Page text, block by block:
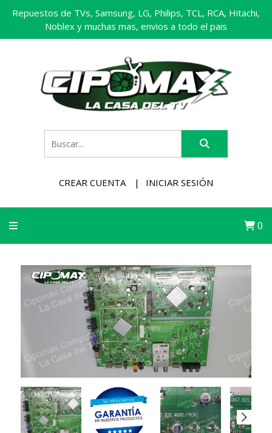
Repuestos de TVs, Samsung, LG, Philips, TCL, RCA, Hitachi,
Noblex y muchas mas, envios a todo el pais
CREAR CUENTA INICIAR SESIÓN
0